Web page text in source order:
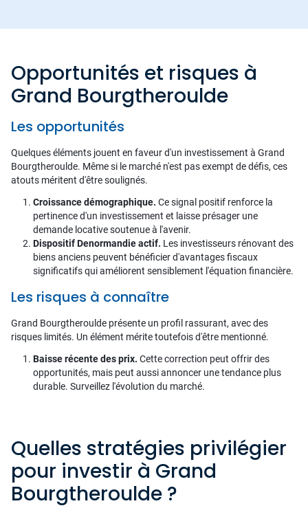
Opportunités et risques à
Grand Bourgtheroulde
Les opportunités
Quelques éléments jouent en faveur d'un investissement à Grand
Bourgtheroulde. Même si le marché n'est pas exempt de défis, ces
atouts méritent d'être soulignés.
Croissance démographique. Ce signal positif renforce la
pertinence d'un investissement et laisse présager une
demande locative soutenue à l'avenir.
Dispositif Denormandie actif. Les investisseurs rénovant des
biens anciens peuvent bénéficier d'avantages fiscaux
significatifs qui améliorent sensiblement l'équation financière.
Les risques à connaître
Grand Bourgtheroulde présente un profil rassurant, avec des
risques limités. Un élément mérite toutefois d'être mentionné.
Baisse récente des prix. Cette correction peut offrir des
opportunités, mais peut aussi annoncer une tendance plus
durable. Surveillez l'évolution du marché.
Quelles stratégies privilégier
pour investir à Grand
Bourgtheroulde ?